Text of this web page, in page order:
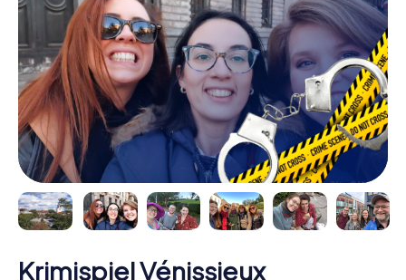
Krimispiel Vénissieux